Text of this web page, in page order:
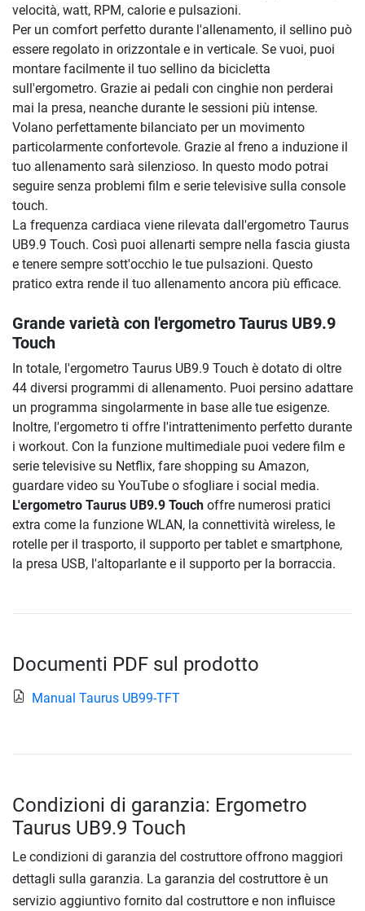
velocità, watt, RPM, calorie e pulsazioni.
Per un comfort perfetto durante l'allenamento, il sellino può
essere regolato in orizzontale e in verticale. Se vuoi, puoi
montare facilmente il tuo sellino da bicicletta
sull'ergometro. Grazie ai pedali con cinghie non perderai
mai la presa, neanche durante le sessioni più intense.
Volano perfettamente bilanciato per un movimento
particolarmente confortevole. Grazie al freno a induzione il
tuo allenamento sarà silenzioso. In questo modo potrai
seguire senza problemi film e serie televisive sulla console
touch.
La frequenza cardiaca viene rilevata dall'ergometro Taurus
UB9.9 Touch. Così puoi allenarti sempre nella fascia giusta
e tenere sempre sott'occhio le tue pulsazioni. Questo
pratico extra rende il tuo allenamento ancora più efficace.
Grande varietà con l'ergometro Taurus UB9.9
Touch
In totale, l'ergometro Taurus UB9.9 Touch è dotato di oltre
44 diversi programmi di allenamento. Puoi persino adattare
un programma singolarmente in base alle tue esigenze.
Inoltre, l'ergometro ti offre l'intrattenimento perfetto durante
i workout. Con la funzione multimediale puoi vedere film e
serie televisive su Netflix, fare shopping su Amazon,
guardare video su YouTube o sfogliare i social media.
L'ergometro Taurus UB9.9 Touch offre numerosi pratici
extra come la funzione WLAN, la connettività wireless, le
rotelle per il trasporto, il supporto per tablet e smartphone,
la presa USB, l'altoparlante e il supporto per la borraccia.
Documenti PDF sul prodotto
Manual Taurus UB99-TFT
Condizioni di garanzia: Ergometro
Taurus UB9.9 Touch
Le condizioni di garanzia del costruttore offrono maggiori
dettagli sulla garanzia. La garanzia del costruttore è un
servizio aggiuntivo fornito dal costruttore e non influisce